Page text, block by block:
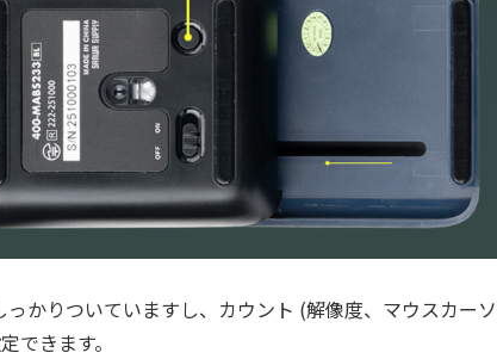
かりついていますし、カウント (解像度、マウスカー
きます。